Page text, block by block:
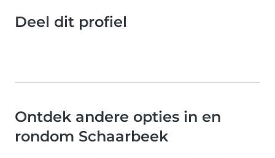
Deel dit profiel
Ontdek andere opties in en
rondom Schaarbeek